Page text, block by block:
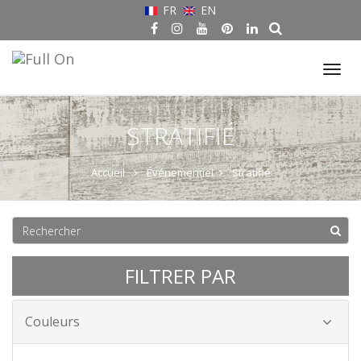
FR EN
STRATIFIÉ
Accueil Événementiel Stratifié
FILTRER PAR
Couleurs